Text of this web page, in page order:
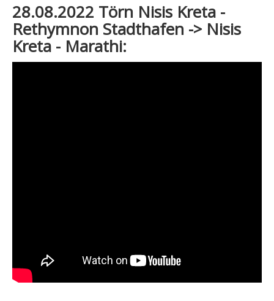
28.08.2022 Törn Nisis Kreta -
Rethymnon Stadthafen -> Nisis
Kreta - Marathi: